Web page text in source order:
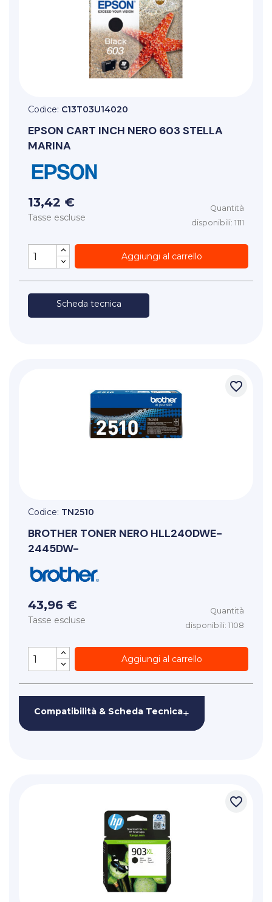
Codice: C13T03U14020
EPSON CART INCH NERO 603 STELLA
MARINA
13,42 €
Tasse escluse
Quantità
disponibili: 1111
Aggiungi al carrello
Scheda tecnica
favorite_border
Codice: TN2510
BROTHER TONER NERO HLL240DWE-
2445DW-
43,96 €
Tasse escluse
Quantità
disponibili: 1108
Aggiungi al carrello
Compatibilità & Scheda Tecnica+
favorite_border